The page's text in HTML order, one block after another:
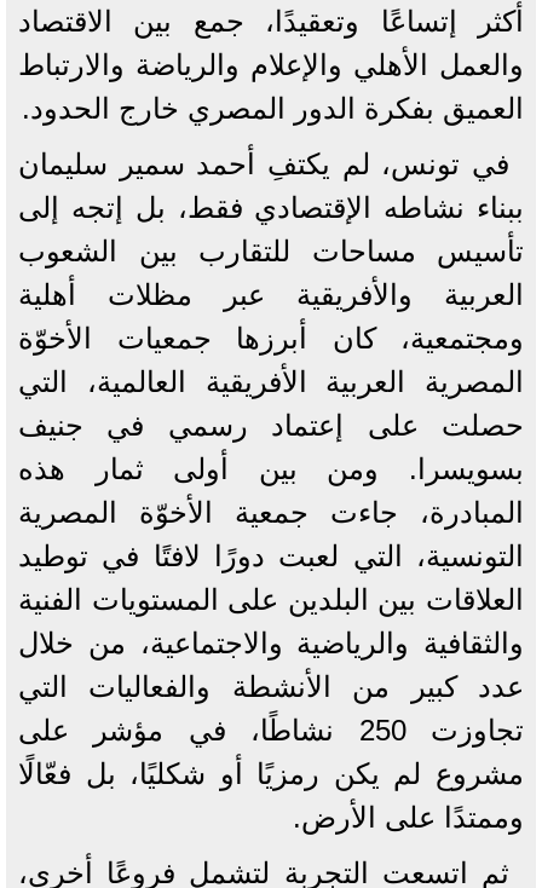
أكثر إتساعًا وتعقيدًا، جمع بين الاقتصاد
والعمل الأهلي والإعلام والرياضة والارتباط
العميق بفكرة الدور المصري خارج الحدود.
في تونس، لم يكتفِ أحمد سمير سليمان
ببناء نشاطه الإقتصادي فقط، بل إتجه إلى
تأسيس مساحات للتقارب بين الشعوب
العربية والأفريقية عبر مظلات أهلية
ومجتمعية، كان أبرزها جمعيات الأخوّة
المصرية العربية الأفريقية العالمية، التي
حصلت على إعتماد رسمي في جنيف
بسويسرا. ومن بين أولى ثمار هذه
المبادرة، جاءت جمعية الأخوّة المصرية
التونسية، التي لعبت دورًا لافتًا في توطيد
العلاقات بين البلدين على المستويات الفنية
والثقافية والرياضية والاجتماعية، من خلال
عدد كبير من الأنشطة والفعاليات التي
تجاوزت 250 نشاطًا، في مؤشر على
مشروع لم يكن رمزيًا أو شكليًا، بل فعّالًا
وممتدًا على الأرض.
ثم اتسعت التجربة لتشمل فروعًا أخرى،